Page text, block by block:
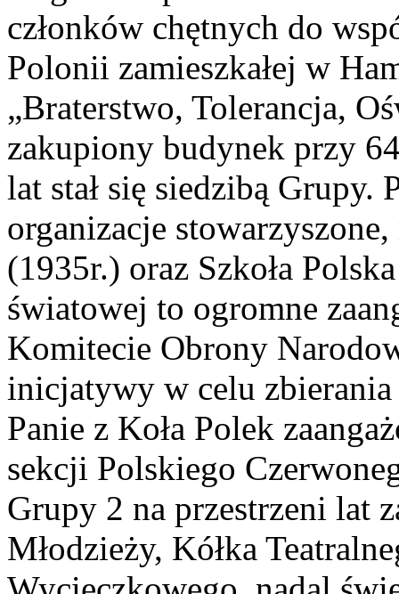
członków chętnych do
Polonii zamieszkałej w
„Braterstwo, Tolerancja,
zakupiony budynek przy
lat stał się siedzibą Grupy.
organizacje
(1935r.) oraz Szkoła
światowej to ogromne
Komitecie Obrony
inicjatywy w celu
Panie z Koła Polek
sekcji Polskiego
Grupy 2 na przestrzeni lat
Młodzieży, Kółka